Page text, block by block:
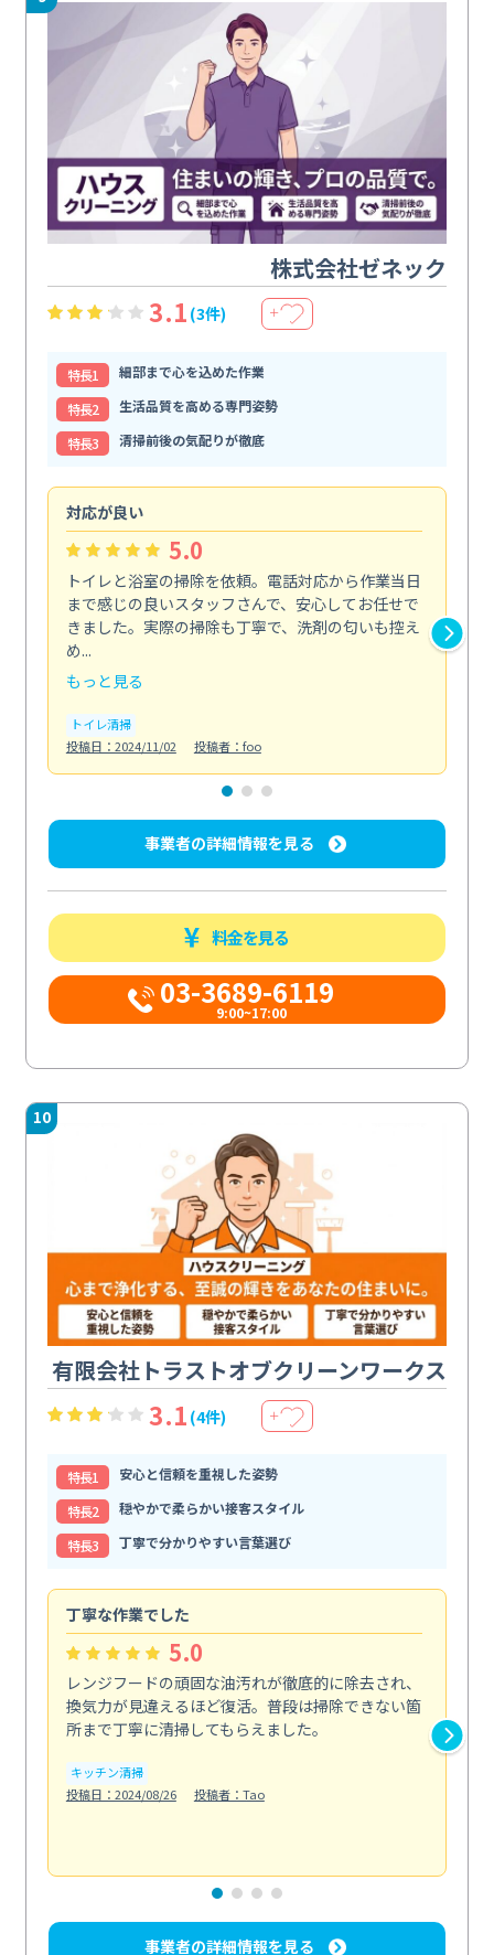
株式会社ゼネック
3.1 (3件) ＋
特⻑1
細部まで心を込めた作業
特⻑2
生活品質を高める専門姿勢
特⻑3
清掃前後の気配りが徹底
対応が良い
5.0
トイレと浴室の掃除を依頼。電話対応から作業当日
まで感じの良いスタッフさんで、安心してお任せで
きました。実際の掃除も丁寧で、洗剤の匂いも控え
め...
もっと見る
トイレ清掃
投稿日：2024/11/02
投稿者：foo
事業者の詳細情報を見る
料金を見る
03-3689-6119
9:00~17:00
10
有限会社トラストオブクリーンワークス
3.1 (4件) ＋
特⻑1
安心と信頼を重視した姿勢
特⻑2
穏やかで柔らかい接客スタイル
特⻑3
丁寧で分かりやすい言葉選び
丁寧な作業でした
5.0
レンジフードの頑固な油汚れが徹底的に除去され、
換気力が見違えるほど復活。普段は掃除できない箇
所まで丁寧に清掃してもらえました。
キッチン清掃
投稿日：2024/08/26
投稿者：Tao
事業者の詳細情報を見る